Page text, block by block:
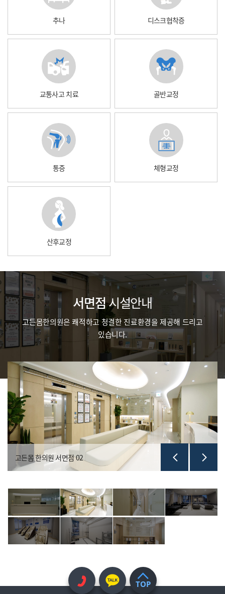
추나 디스크협착증
교통사고 치료 골반교정
통증 체형교정
산후교정
서면점시설안내
고든몸한의원은 쾌적하고 청결한 진료환경을 제공해 드리고
있습니다.
고든몸 한의원 서면점 02
TOP